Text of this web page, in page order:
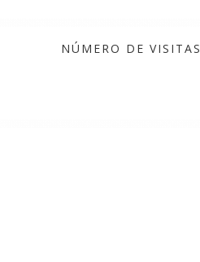
NÚMERO DE VISITAS